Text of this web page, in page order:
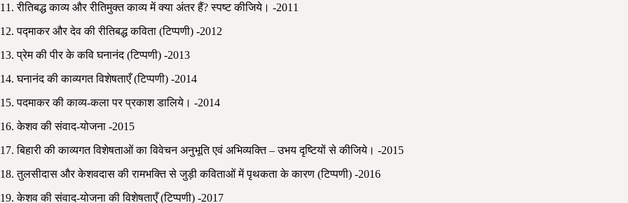
11. रीतिबद्ध काव्य और रीतिमुक्त काव्य में क्या अंतर हैं? स्पष्ट कीजिये। -2011
12. पद्माकर और देव की रीतिबद्ध कविता (टिप्पणी) -2012
13. प्रेम की पीर के कवि घनानंद (टिप्पणी) -2013
14. घनानंद की काव्यगत विशेषताएँ (टिप्पणी) -2014
15. पदमाकर की काव्य-कला पर प्रकाश डालिये। -2014
16. केशव की संवाद-योजना -2015
17. बिहारी की काव्यगत विशेषताओं का विवेचन अनुभूति एवं अभिव्यक्ति – उभय दृष्टियों से कीजिये। -2015
18. तुलसीदास और केशवदास की रामभक्ति से जुड़ी कविताओं में पृथकता के कारण (टिप्पणी) -2016
19. केशव की संवाद-योजना की विशेषताएँ (टिप्पणी) -2017